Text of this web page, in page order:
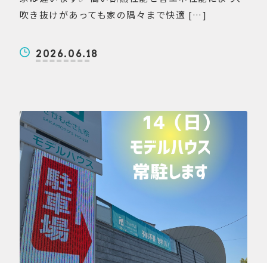
吹き抜けがあっても家の隅々まで快適 […]
2026.06.18